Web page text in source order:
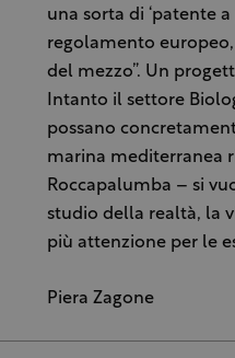
una sorta di ‘patente
regolamento
del mezzo”. Un
Intanto il settore
possano
marina mediterranea
Roccapalumba – si
studio della realtà, la
più attenzione per le
Piera Zagone